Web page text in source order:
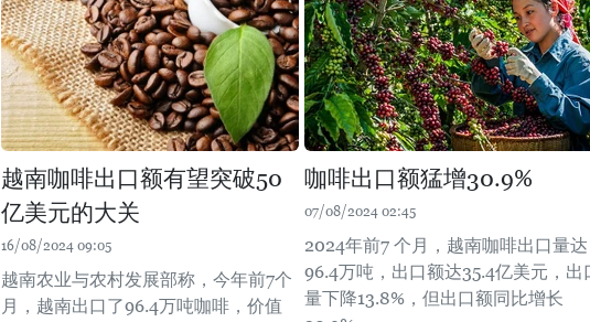
越南咖啡出口额有望突破50
亿美元的大关
16/08/2024 09:05
越南农业与农村发展部称，今年前7个
月，越南出口了96.4万吨咖啡，价值
咖啡出口额猛增30.9%
07/08/2024 02:45
2024年前7 个月，越南咖啡出口量达
96.4万吨，出口额达35.4亿美元，出
量下降13.8%，但出口额同比增长